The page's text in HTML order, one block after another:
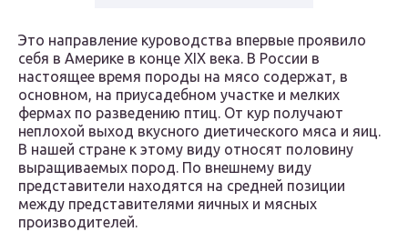
Это направление куроводства впервые проявило
себя в Америке в конце XIX века. В России в
настоящее время породы на мясо содержат, в
основном, на приусадебном участке и мелких
фермах по разведению птиц. От кур получают
неплохой выход вкусного диетического мяса и яиц.
В нашей стране к этому виду относят половину
выращиваемых пород. По внешнему виду
представители находятся на средней позиции
между представителями яичных и мясных
производителей.